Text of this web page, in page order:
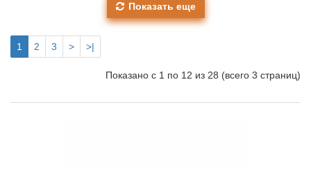
Показать еще
1 2 3 > >|
Показано с 1 по 12 из 28 (всего 3 страниц)